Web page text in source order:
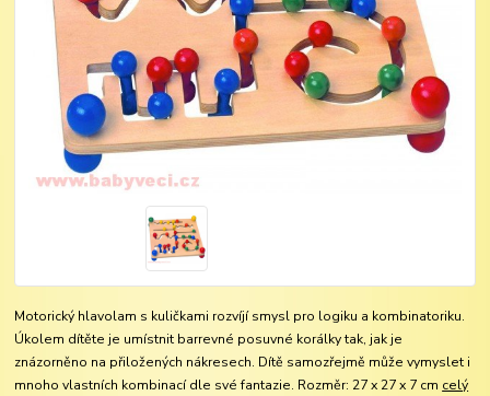
Motorický hlavolam s kuličkami rozvíjí smysl pro logiku a kombinatoriku.
Úkolem dítěte je umístnit barrevné posuvné korálky tak, jak je
znázorněno na přiložených nákresech. Dítě samozřejmě může vymyslet i
mnoho vlastních kombinací dle své fantazie. Rozměr: 27 x 27 x 7 cm celý